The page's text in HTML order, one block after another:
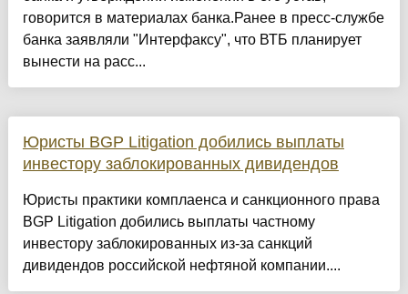
говорится в материалах банка.Ранее в пресс-службе
банка заявляли "Интерфаксу", что ВТБ планирует
вынести на расс...
Юристы BGP Litigation добились выплаты
инвестору заблокированных дивидендов
Юристы практики комплаенса и санкционного права
BGP Litigation добились выплаты частному
инвестору заблокированных из-за санкций
дивидендов российской нефтяной компании....